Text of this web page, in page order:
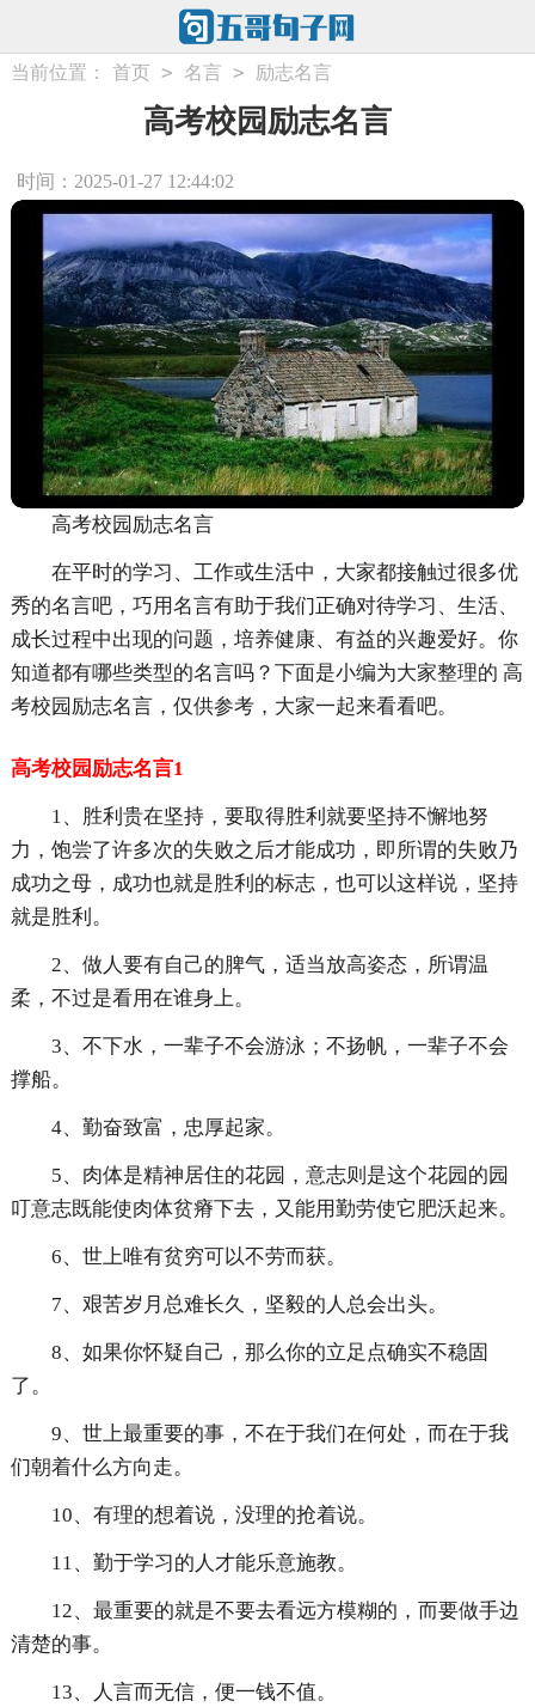
当前位置： 首页 > 名言 > 励志名言
高考校园励志名言
时间：2025-01-27 12:44:02
高考校园励志名言
在平时的学习、工作或生活中，大家都接触过很多优
秀的名言吧，巧用名言有助于我们正确对待学习、生活、
成长过程中出现的问题，培养健康、有益的兴趣爱好。你
知道都有哪些类型的名言吗？下面是小编为大家整理的 高
考校园励志名言，仅供参考，大家一起来看看吧。
高考校园励志名言1
1、胜利贵在坚持，要取得胜利就要坚持不懈地努
力，饱尝了许多次的失败之后才能成功，即所谓的失败乃
成功之母，成功也就是胜利的标志，也可以这样说，坚持
就是胜利。
2、做人要有自己的脾气，适当放高姿态，所谓温
柔，不过是看用在谁身上。
3、不下水，一辈子不会游泳；不扬帆，一辈子不会
撑船。
4、勤奋致富，忠厚起家。
5、肉体是精神居住的花园，意志则是这个花园的园
叮意志既能使肉体贫瘠下去，又能用勤劳使它肥沃起来。
6、世上唯有贫穷可以不劳而获。
7、艰苦岁月总难长久，坚毅的人总会出头。
8、如果你怀疑自己，那么你的立足点确实不稳固
了。
9、世上最重要的事，不在于我们在何处，而在于我
们朝着什么方向走。
10、有理的想着说，没理的抢着说。
11、勤于学习的人才能乐意施教。
12、最重要的就是不要去看远方模糊的，而要做手边
清楚的事。
13、人言而无信，便一钱不值。